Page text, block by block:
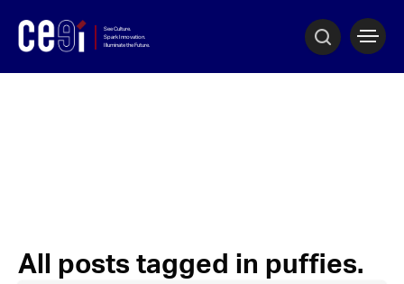
All posts tagged in puffies.